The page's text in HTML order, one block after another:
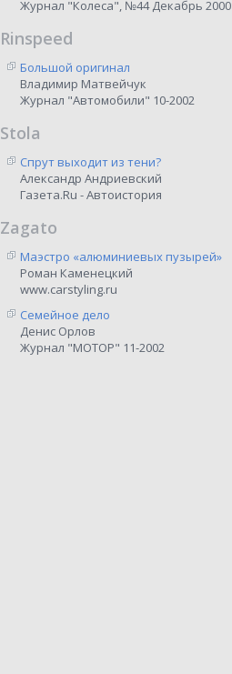
Журнал "Колеса", №44 Декабрь 2000
Rinspeed
Большой оригинал
Владимир Матвейчук
Журнал "Автомобили" 10-2002
Stola
Спрут выходит из тени?
Александр Андриевский
Газета.Ru - Автоистория
Zagato
Маэстро «алюминиевых пузырей»
Роман Каменецкий
www.carstyling.ru
Семейное дело
Денис Орлов
Журнал "МОТОР" 11-2002